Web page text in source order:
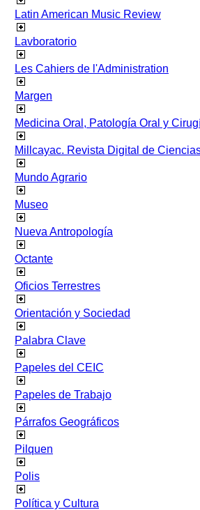
Latin American Music Review
Lavboratorio
Les Cahiers de l'Administration
Margen
Medicina Oral, Patología Oral y
Millcayac. Revista Digital de
Mundo Agrario
Museo
Nueva Antropología
Octante
Oficios Terrestres
Orientación y Sociedad
Palabra Clave
Papeles del CEIC
Papeles de Trabajo
Párrafos Geográficos
Pilquen
Polis
Política y Cultura